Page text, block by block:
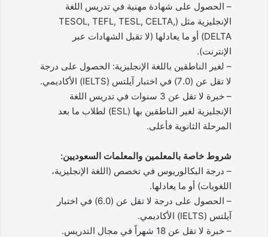
– الحصول على شهادة مهنية في تدريس اللغة
الإنجليزية مثل (TESOL, TEFL, TESL, CELTA,
DELTA) أو ما يعادلها (لا تقبل الشهادات عبر
الإنترنت).
– لغير الناطقين باللغة الإنجليزية: الحصول على درجة
لا تقل عن (7.0) في اختبار آيلتس (IELTS) الأكاديمي.
– خبرة لا تقل عن 3 سنوات في تدريس اللغة
الإنجليزية لغير الناطقين بها (ESL) لطلاب ما بعد
المرحلة الثانوية فأعلى.
شروط خاصة بالمعلمين والمعلمات السعوديين:
– درجة البكالوريوس في تخصص (اللغة الإنجليزية،
اللغويات) أو ما يعادلها.
– الحصول على درجة لا تقل عن (6.0) في اختبار
آيلتس (IELTS) الأكاديمي.
– خبرة لا تقل عن 18 شهراً في مجال التدريس.